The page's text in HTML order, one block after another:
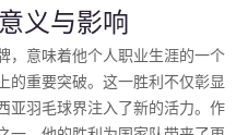
义与影响
，意味着他个人职业生涯的一个
的重要突破。这一胜利不仅彰显
亚羽毛球界注入了新的活力。作